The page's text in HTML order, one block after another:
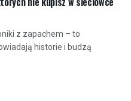
z zapachem – to
historie i budzą